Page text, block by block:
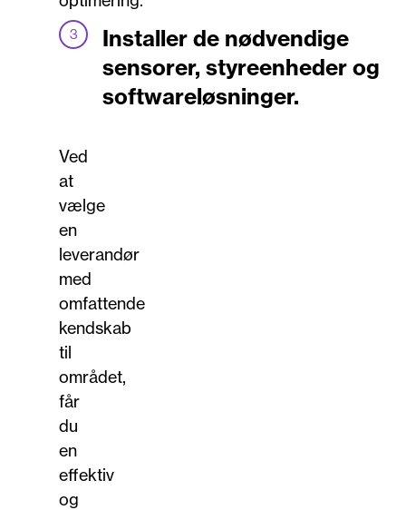
Installer de nødvendige
sensorer, styreenheder og
softwareløsninger.
Ved
at
vælge
en
leverandør
med
omfattende
kendskab
til
området,
får
du
en
effektiv
og